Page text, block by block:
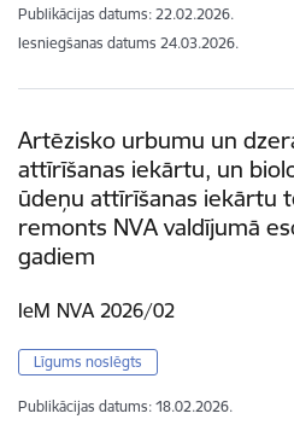
Publikācijas datums: 22.02.2026.
Iesniegšanas datums 24.03.2026.
Artēzisko urbumu un
attīrīšanas iekārtu, un
ūdeņu attīrīšanas iekārtu
remonts NVA valdījumā
gadiem
IeM NVA 2026/02
Līgums noslēgts
Publikācijas datums: 18.02.2026.